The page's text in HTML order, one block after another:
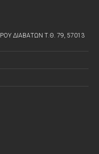
ΔΙΑΒΑΤΩΝ Τ.Θ. 79, 57013